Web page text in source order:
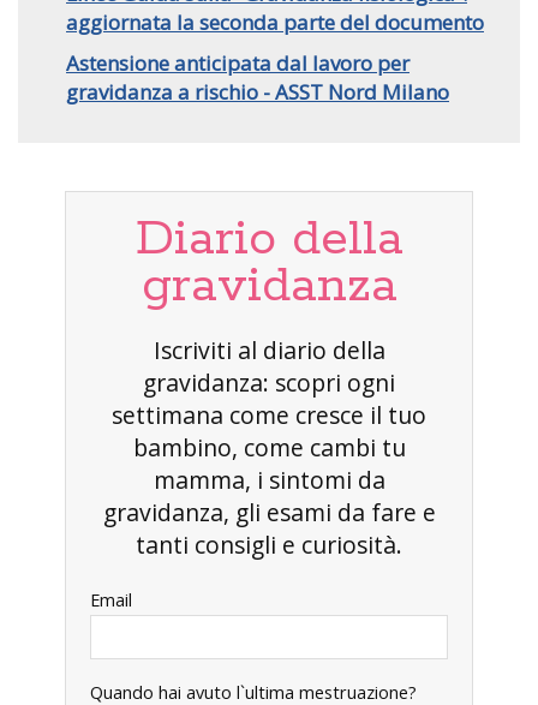
aggiornata la seconda parte del documento
Astensione anticipata dal lavoro per
gravidanza a rischio - ASST Nord Milano
Diario della
gravidanza
Iscriviti al diario della
gravidanza: scopri ogni
settimana come cresce il tuo
bambino, come cambi tu
mamma, i sintomi da
gravidanza, gli esami da fare e
tanti consigli e curiosità.
Email
Quando hai avuto l`ultima mestruazione?